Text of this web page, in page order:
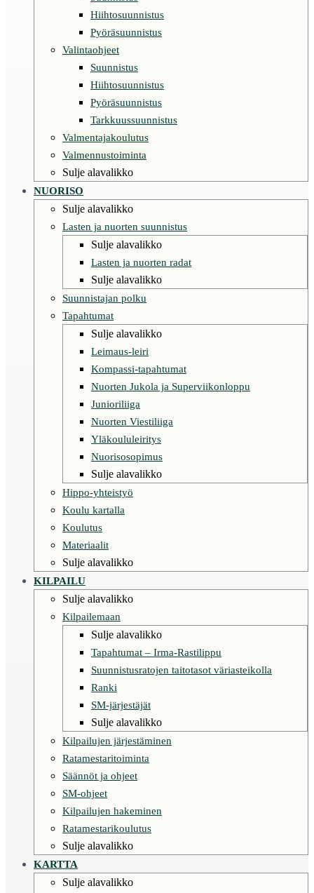
Hiihtosuunnistus
Pyöräsuunnistus
Valintaohjeet
Suunnistus
Hiihtosuunnistus
Pyöräsuunnistus
Tarkkuussuunnistus
Valmentajakoulutus
Valmennustoiminta
Sulje alavalikko
NUORISO
Sulje alavalikko
Lasten ja nuorten suunnistus
Sulje alavalikko
Lasten ja nuorten radat
Sulje alavalikko
Suunnistajan polku
Tapahtumat
Sulje alavalikko
Leimaus-leiri
Kompassi-tapahtumat
Nuorten Jukola ja Superviikonloppu
Junioriliiga
Nuorten Viestiliiga
Yläkoululeiritys
Nuorisosopimus
Sulje alavalikko
Hippo-yhteistyö
Koulu kartalla
Koulutus
Materiaalit
Sulje alavalikko
KILPAILU
Sulje alavalikko
Kilpailemaan
Sulje alavalikko
Tapahtumat – Irma-Rastilippu
Suunnistusratojen taitotasot väriasteikolla
Ranki
SM-järjestäjät
Sulje alavalikko
Kilpailujen järjestäminen
Ratamestaritoiminta
Säännöt ja ohjeet
SM-ohjeet
Kilpailujen hakeminen
Ratamestarikoulutus
Sulje alavalikko
KARTTA
Sulje alavalikko